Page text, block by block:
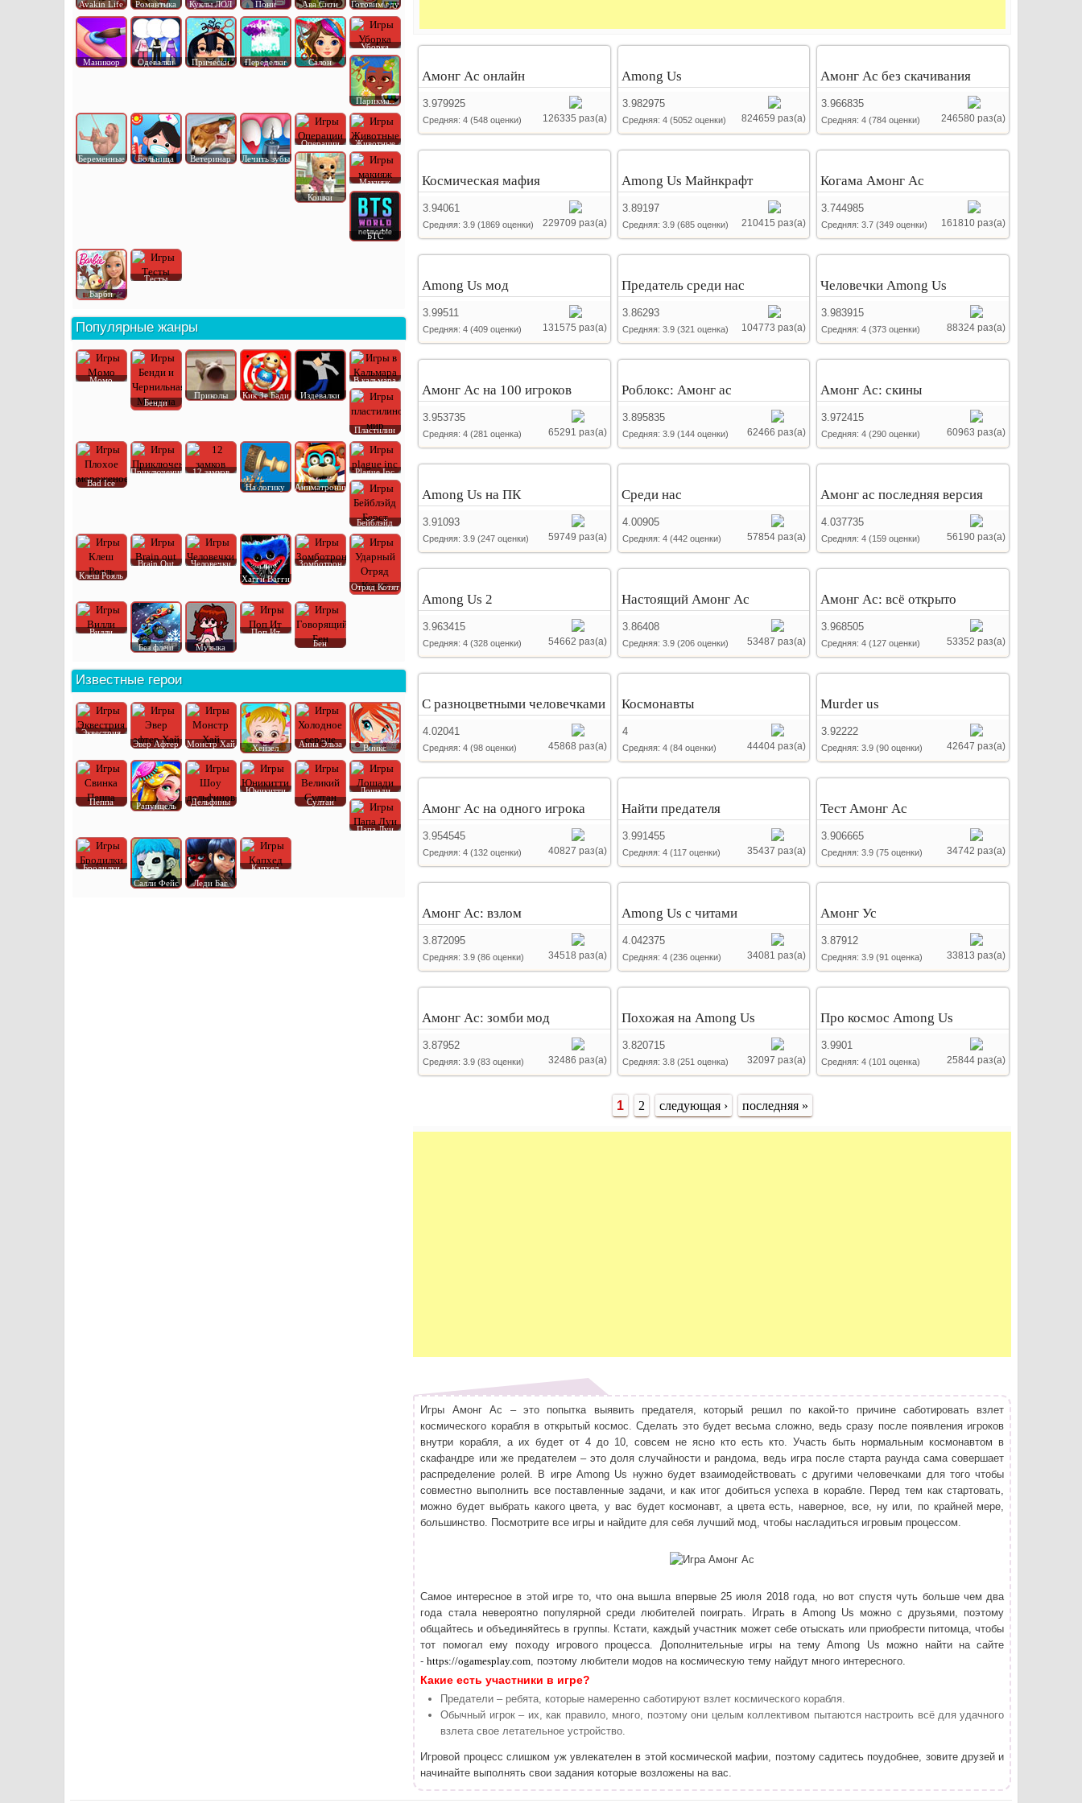
Амонг Ас онлайн
3.979925
Средняя: 4 (548оценки) 126335 раз(а)
Among Us
3.982975
Средняя: 4 (5052оценки) 824659 раз(а)
Амонг Ас без скачивания
3.966835
Средняя:4 (784 оценки) 246580 раз(а)
Космическая мафия
3.94061
Средняя: 3.9 (1869оценки) 229709 раз(а)
Among Us Майнкрафт
3.89197
Средняя: 3.9 (685оценки) 210415 раз(а)
Когама Амонг Ас
3.744985
Средняя:3.7 (349 оценки) 161810 раз(а)
Among Us мод
3.99511
Средняя: 4 (409оценки) 131575 раз(а)
Предатель среди нас
3.86293
Средняя: 3.9 (321 оценка) 104773 раз(а)
Человечки Among Us
3.983915
Средняя:4 (373 оценки) 88324 раз(а)
Амонг Ас на 100 игроков
3.953735
Средняя: 4 (281 оценка) 65291 раз(а)
Роблокс: Амонг ас
3.895835
Средняя: 3.9 (144оценки) 62466 раз(а)
Амонг Ас: скины
3.972415
Средняя:4 (290 оценки) 60963 раз(а)
Among Us на ПК
3.91093
Средняя: 3.9 (247оценки) 59749 раз(а)
Среди нас
4.00905
Средняя: 4 (442оценки) 57854 раз(а)
Амонг ас последняя версия
4.037735
Средняя:4 (159 оценки) 56190 раз(а)
Among Us 2
3.963415
Средняя: 4 (328оценки) 54662 раз(а)
Настоящий Амонг Ас
3.86408
Средняя: 3.9 (206оценки) 53487 раз(а)
Амонг Ас: всё открыто
3.968505
Средняя:4 (127 оценки) 53352 раз(а)
С разноцветными человечками
4.02041
Средняя: 4 (98оценки) 45868 раз(а)
Космонавты
4
Средняя: 4 (84оценки) 44404 раз(а)
Murder us
3.92222
Средняя:3.9 (90 оценки) 42647 раз(а)
Амонг Ас на одного игрока
3.954545
Средняя: 4 (132оценки) 40827 раз(а)
Найти предателя
3.991455
Средняя: 4 (117оценки) 35437 раз(а)
Тест Амонг Ас
3.906665
Средняя:3.9 (75 оценки) 34742 раз(а)
Амонг Ас: взлом
3.872095
Средняя: 3.9 (86оценки) 34518 раз(а)
Among Us с читами
4.042375
Средняя: 4 (236оценки) 34081 раз(а)
Амонг Ус
3.87912
Средняя:3.9 (91 оценка) 33813 раз(а)
Амонг Ас: зомби мод
3.87952
Средняя: 3.9 (83оценки) 32486 раз(а)
Похожая на Among Us
3.820715
Средняя: 3.8 (251 оценка) 32097 раз(а)
Про космос Among Us
3.9901
Средняя:4 (101 оценка) 25844 раз(а)
1 2 следующая › последняя »
Игры Амонг Ас – это попытка выявить предателя, который решил по какой-то причине саботировать взлет
космического корабля в открытый космос. Сделать это будет весьма сложно, ведь сразу после появления игроков
внутри корабля, а их будет от 4 до 10, совсем не ясно кто есть кто. Участь быть нормальным космонавтом в
скафандре или же предателем – это доля случайности и рандома, ведь игра после старта раунда сама совершает
распределение ролей. В игре Among Us нужно будет взаимодействовать с другими человечками для того чтобы
совместно выполнить все поставленные задачи, и как итог добиться успеха в корабле. Перед тем как стартовать,
можно будет выбрать какого цвета, у вас будет космонавт, а цвета есть, наверное, все, ну или, по крайней мере,
большинство. Посмотрите все игры и найдите для себя лучший мод, чтобы насладиться игровым процессом.
Самое интересное в этой игре то, что она вышла впервые 25 июля 2018 года, но вот спустя чуть больше чем два
года стала невероятно популярной среди любителей поиграть. Играть в Among Us можно с друзьями, поэтому
общайтесь и объединяйтесь в группы. Кстати, каждый участник может себе отыскать или приобрести питомца, чтобы
тот помогал ему походу игрового процесса. Дополнительные игры на тему Among Us можно найти на сайте
-https://ogamesplay.com , поэтому любители модов на космическую тему найдут много интересного.
Какие есть участники в игре?
Предатели – ребята, которые намеренно саботируют взлет космического корабля.
Обычный игрок – их, как правило, много, поэтому они целым коллективом пытаются настроить всё для удачного
взлета свое летательное устройство.
Игровой процесс слишком уж увлекателен в этой космической мафии, поэтому садитесь поудобнее, зовите друзей и
начинайте выполнять свои задания которые возложены на вас.
Avakin Life Романтика Куклы ЛОЛ Пони Ава Сити Готовим еду
Маникюр Одевалки Прически Переделки Салон
Уборка
Парикма..
Беременные Больница Ветеринар Лечить зубы
Операции Животные
Кошки
Макияж
БТС
Барби
Тесты
Популярные жанры
Момо
Бенди
Приколы Кик Зе Бади Издевалки
В кальмара
Пластилин
Bad Ice
Приключения
12 замков
На логику
Аниматроник
Plague Inc
Бейблэйд
Клеш Рояль
Brain Out
Человечки
Хагги Вагги
Зомботрон
Отряд Котят
Вилли
Без флеш
Музыка
Поп Ит
Бен
Известные герои
Эквестрия
Эвер Афтер
Монстр Хай Хейзел Анна Эльза Винкс
Пеппа Рапунцель Дельфины
Юникитти
Султан
Лошади
Папа Луи
Бродилки
Салли Фейс
Леди Баг
Капхед